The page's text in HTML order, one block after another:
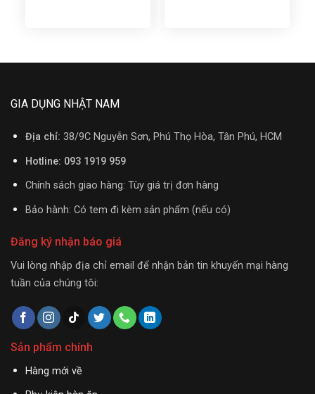
GIA DỤNG NHẬT NAM
Địa chỉ: 38/9C Nguyễn Sơn, Phú Thọ Hòa, Tân Phú, HCM
Hotline: 093 1919 959
Chính sách giao hàng: Tùy giá trị đơn hàng
Bảo hành: Có tem đi kèm sản phẩm (nếu có)
Đăng ký nhận báo giá
Vui lòng nhập địa chỉ email để nhận bản tin khuyến mại hàng
tuần của chúng tôi:
Sản phẩm chính
Hàng mới về